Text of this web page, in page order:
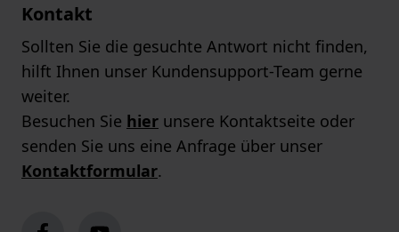
Kontakt
Sollten Sie die gesuchte Antwort nicht finden,
hilft Ihnen unser Kundensupport-Team gerne
weiter.
Besuchen Sie hier unsere Kontaktseite oder
senden Sie uns eine Anfrage über unser
Kontaktformular.